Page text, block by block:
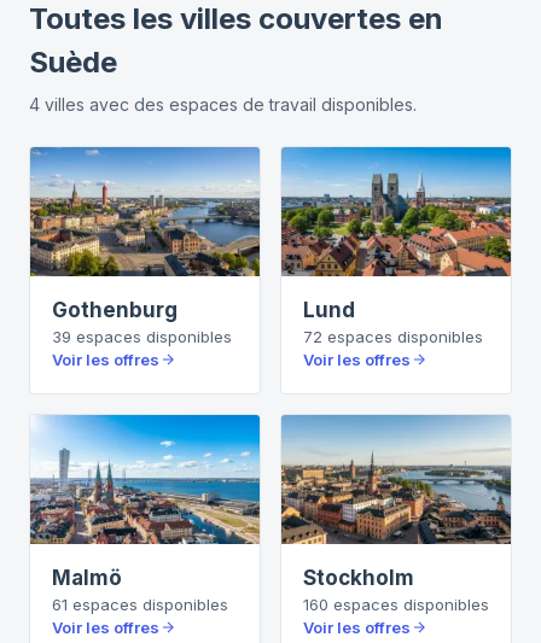
Toutes les villes couvertes en
Suède
4 villes avec des espaces de travail disponibles.
Gothenburg
39 espaces disponibles
Voir les offres
Lund
72 espaces disponibles
Voir les offres
Malmö
61 espaces disponibles
Voir les offres
Stockholm
160 espaces disponibles
Voir les offres